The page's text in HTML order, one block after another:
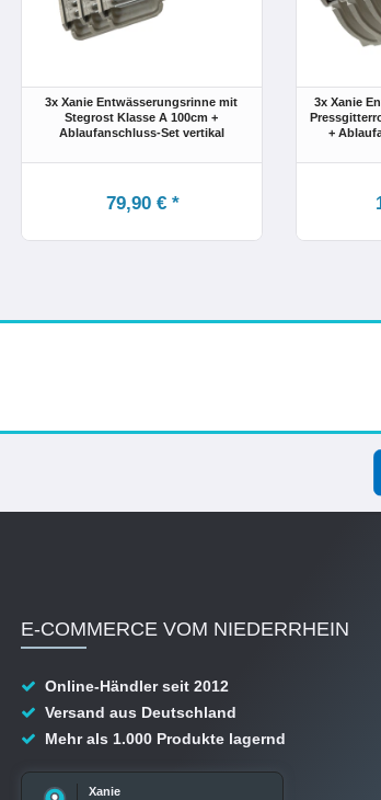
3x Xanie Entwässerungsrinne mit
Stegrost Klasse A 100cm +
Ablaufanschluss-Set vertikal
79,90 € *
3x Xanie
+
E-COMMERCE VOM NIEDERRHEIN
Online-Händler seit 2012
Versand aus Deutschland
Mehr als 1.000 Produkte lagernd
Xanie